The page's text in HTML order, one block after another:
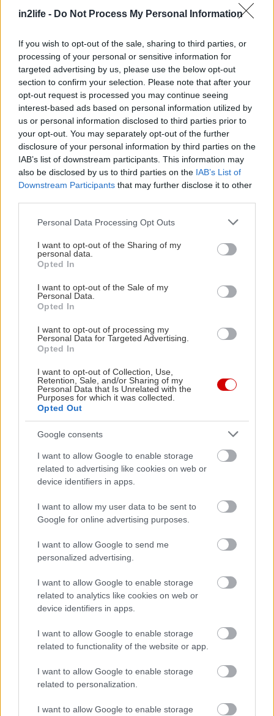
in2life - Do Not Process My Personal Information
If you wish to opt-out of the sale, sharing to third parties, or
processing of your personal or sensitive information for
targeted advertising by us, please use the below opt-out
section to confirm your selection. Please note that after your
opt-out request is processed you may continue seeing
interest-based ads based on personal information utilized by
us or personal information disclosed to third parties prior to
your opt-out. You may separately opt-out of the further
disclosure of your personal information by third parties on the
IAB’s list of downstream participants. This information may
also be disclosed by us to third parties on the IAB’s List of
Downstream Participants that may further disclose it to other
Please note that this website/app uses one or more Google
not limited to your visit or usage behaviour. You may click to
grant or deny consent to Google and its third-party tags to
use your data for below specified purposes in below Google
consent section.
Personal Data Processing Opt Outs
I want to opt-out of the Sharing of my
personal data.
Opted In
I want to opt-out of the Sale of my
Personal Data.
Opted In
I want to opt-out of processing my
Personal Data for Targeted Advertising.
Opted In
I want to opt-out of Collection, Use,
Retention, Sale, and/or Sharing of my
Personal Data that Is Unrelated with the
Purposes for which it was collected.
Opted Out
Google consents
I want to allow Google to enable storage
related to advertising like cookies on web or
device identifiers in apps.
I want to allow my user data to be sent to
Google for online advertising purposes.
I want to allow Google to send me
personalized advertising.
I want to allow Google to enable storage
related to analytics like cookies on web or
device identifiers in apps.
I want to allow Google to enable storage
related to functionality of the website or app.
I want to allow Google to enable storage
related to personalization.
I want to allow Google to enable storage
Ειδικές τιμές: Γκρουπ άνω των 20 ατόμων
Κρατήσεις – Πληροφορίες
Στο ταμείο του θεάτρου & στοMore.com
in2life team